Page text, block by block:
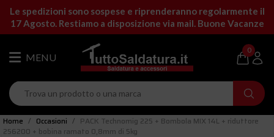
Le spedizioni sono sospese e riprenderanno regolarmente il
17 Agosto. Restiamo a disposizione via mail. Buone Vacanze
0
Home Occasioni
PACK Technomig 225 + Bombola MIX 14L + riduttore
256200 + bobina ramato 0,8mm di 5kg